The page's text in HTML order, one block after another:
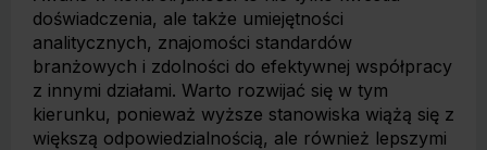
doświadczenia, ale także umiejętności
analitycznych, znajomości standardów
branżowych i zdolności do efektywnej współpracy
z innymi działami. Warto rozwijać się w tym
kierunku, ponieważ wyższe stanowiska wiążą się z
większą odpowiedzialnością, ale również lepszymi